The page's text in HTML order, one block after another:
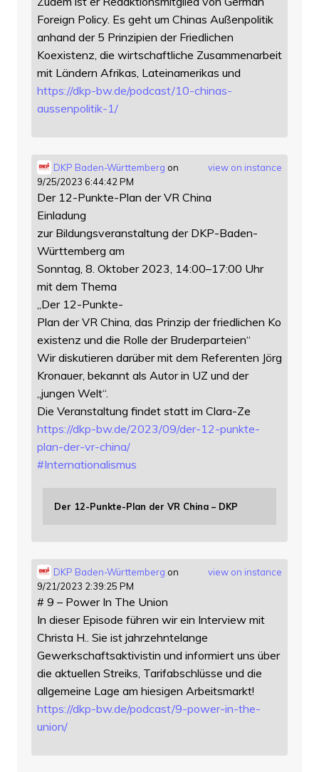
Foreign Policy. Es geht um Chinas Außenpolitik
anhand der 5 Prinzipien der Friedlichen
Koexistenz, die wirtschaftliche Zusammenarbeit
mit Ländern Afrikas, Lateinamerikas und
https://dkp-bw.de/podcast/10-chinas-
aussenpolitik-1/
view on instance
DKP Baden-Württemberg on
9/25/2023 6:44:42 PM
Der 12-Punkte-Plan der VR China
Einladung
zur Bildungsveranstaltung der DKP-Baden-
Württemberg am
Sonntag, 8. Oktober 2023, 14:00–17:00 Uhr
mit dem Thema
„Der 12-Punkte-
Plan der VR China, das Prinzip der friedlichen Ko
existenz und die Rolle der Bruderparteien“
Wir diskutieren darüber mit dem Referenten Jörg
Kronauer, bekannt als Autor in UZ und der
„jungen Welt“.
Die Veranstaltung findet statt im Clara-Ze
https://dkp-bw.de/2023/09/der-12-punkte-
plan-der-vr-china/
#Internationalismus
Der 12-Punkte-Plan der VR China – DKP
view on instance
DKP Baden-Württemberg on
9/21/2023 2:39:25 PM
# 9 – Power In The Union
In dieser Episode führen wir ein Interview mit
Christa H.. Sie ist jahrzehntelange
Gewerkschaftsaktivistin und informiert uns über
die aktuellen Streiks, Tarifabschlüsse und die
allgemeine Lage am hiesigen Arbeitsmarkt!
https://dkp-bw.de/podcast/9-power-in-the-
union/